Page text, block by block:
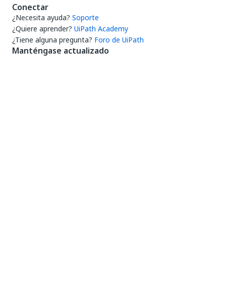
Conectar
¿Necesita ayuda? Soporte
¿Quiere aprender? UiPath Academy
¿Tiene alguna pregunta? Foro de UiPath
Manténgase actualizado